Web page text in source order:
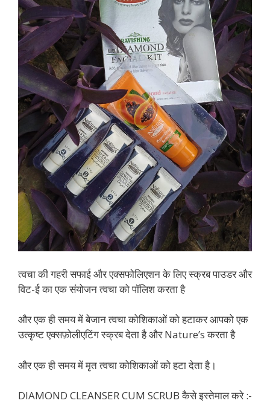
त्वचा की गहरी सफाई और एक्सफोलिएशन के लिए स्क्रब पाउडर और
विट-ई का एक संयोजन त्वचा को पॉलिश करता है
और एक ही समय में बेजान त्वचा कोशिकाओं को हटाकर आपको एक
उत्कृष्ट एक्सफ़ोलीएटिंग स्क्रब देता है और Nature’s करता है
और एक ही समय में मृत त्वचा कोशिकाओं को हटा देता है।
DIAMOND CLEANSER CUM SCRUB कैसे इस्तेमाल करे :-